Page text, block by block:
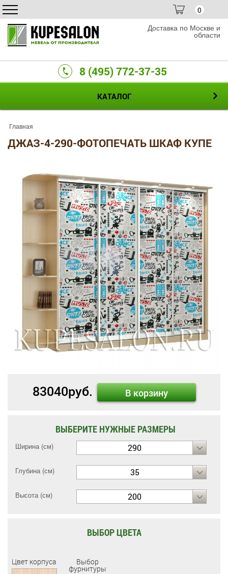
0
Доставка по Москве и
области
8 (495) 772-37-35
КАТАЛОГ
Главная
ДЖАЗ-4-290-ФОТОПЕЧАТЬ ШКАФ КУПЕ
83040руб. В корзину
ВЫБЕРИТЕ НУЖНЫЕ РАЗМЕРЫ
Ширина (см) 290
Глубина (см) 35
Высота (см) 200
ВЫБОР ЦВЕТА
Цвет корпуса Выбор
фурнитуры